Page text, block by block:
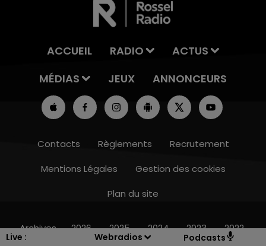
Live :
Webradios Podcasts
19h00 - 19h15
ACCUEIL RADIO
ACTUS
MÉDIAS
JEUX ANNONCEURS
Contacts Règlements
Recrutement
Mentions Légales
Gestion des cookies
Plan du site
Archives 2026 2025 2024 2023 2022